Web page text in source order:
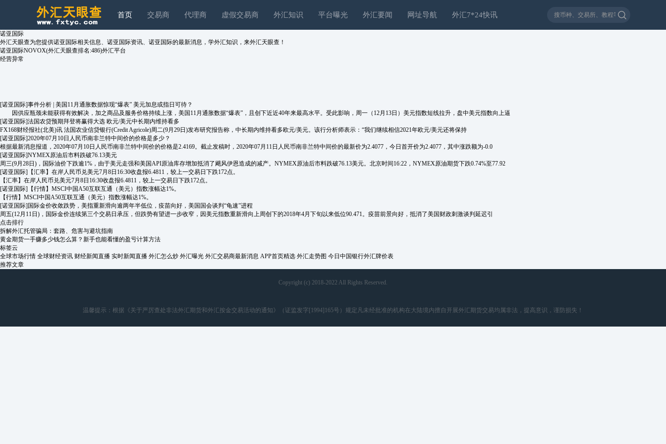
首页 交易商 代理商 虚假交易商 外汇知识 平台曝光 外汇要闻 网址导航 外汇7*24快讯
诺亚国际
外汇天眼查为您提供诺亚国际相关信息、诺亚国际资讯、诺亚国际的最新消息，学外汇知识，来外汇天眼查！
诺亚国际NOVOX(外汇天眼查排名:486)外汇平台
经营异常
[诺亚国际]事件分析 | 美国11月通胀数据惊现“爆表” 美元加息或指日可待？
因供应瓶颈未能获得有效解决，加之商品及服务价格持续上涨，美国11月通胀数据“爆表”，且创下近近40年来最高水平。受此影响，周一（12月13日）美元指数短线拉升，盘中美元指数向上逼
[诺亚国际]法国农贷预期拜登将赢得大选 欧元/美元中长期内维持看多
FX168财经报社(北美)讯 法国农业信贷银行(Credit Agricole)周二(9月29日)发布研究报告称，中长期内维持看多欧元/美元。该行分析师表示：“我们继续相信2021年欧元/美元还将保持
[诺亚国际]2020年07月10日人民币南非兰特中间价的价格是多少？
根据最新消息报道，2020年07月10日人民币南非兰特中间价的价格是2.4169。截止发稿时，2020年07月11日人民币南非兰特中间价的最新价为2.4077，今日首开价为2.4077，其中涨跌额为-0.0
[诺亚国际]NYMEX原油后市料跌破76.13美元
周三(9月28日)，国际油价下跌逾1%，由于美元走强和美国API原油库存增加抵消了飓风伊恩造成的减产。NYMEX原油后市料跌破76.13美元。北京时间16:22，NYMEX原油期货下跌0.74%至77.92
[诺亚国际] 【汇率】在岸人民币兑美元7月8日16:30收盘报6.4811，较上一交易日下跌172点。
【汇率】在岸人民币兑美元7月8日16:30收盘报6.4811，较上一交易日下跌172点。
[诺亚国际] 【行情】MSCI中国A50互联互通（美元）指数涨幅达1%。
【行情】MSCI中国A50互联互通（美元）指数涨幅达1%。
[诺亚国际] 国际金价收敛跌势，美指重新滑向逾两年半低位，疫苗向好，美国国会谈判“龟速”进程
周五(12月11日)，国际金价连续第三个交易日承压，但跌势有望进一步收窄，因美元指数重新滑向上周创下的2018年4月下旬以来低位90.471。疫苗前景向好，抵消了美国财政刺激谈判延迟引
点击排行
拆解外汇托管骗局：套路、危害与避坑指南
黄金期货一手赚多少钱怎么算？新手也能看懂的盈亏计算方法
标签云
全球市场行情 全球财经资讯 财经新闻直播 实时新闻直播 外汇怎么炒 外汇曝光 外汇交易商最新消息 APP首页精选 外汇走势图 今日中国银行外汇牌价表
推荐文章
Copyright (c) 2018-2022 All Rights Reserved.
温馨提示：根据《关于严厉查处非法外汇期货和外汇按金交易活动的通知》（证监发字[1994]165号）规定凡未经批准的机构在大陆境内擅自开展外汇期货交易均属非法，提高意识，谨防损失！